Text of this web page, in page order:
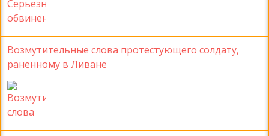
Возмутительные слова протестующего солдату,
раненному в Ливане